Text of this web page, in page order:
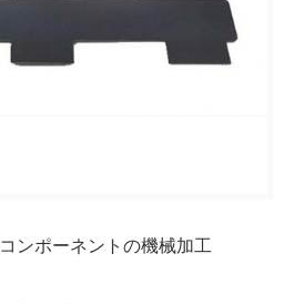
ンポーネントの機械加工